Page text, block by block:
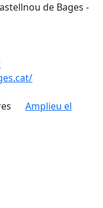
de Bages -
Amplieu el